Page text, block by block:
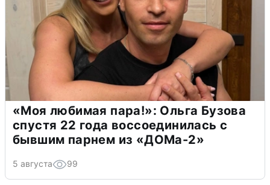
«Моя любимая пара!»: Ольга Бузова
спустя 22 года воссоединилась с
бывшим парнем из «ДОМа-2»
5 августа 99